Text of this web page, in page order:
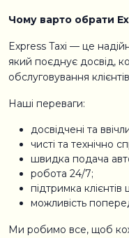
Чому варто обрати
Express Taxi — це
який поєднує досвід,
обслуговування
Наші переваги:
досвідчені та
чисті та технічно
швидка подача
робота 24/7;
підтримка клієнтів
можливість
Ми робимо все, щоб